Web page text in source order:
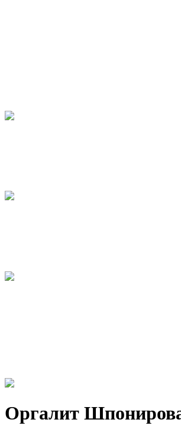
Оргалит